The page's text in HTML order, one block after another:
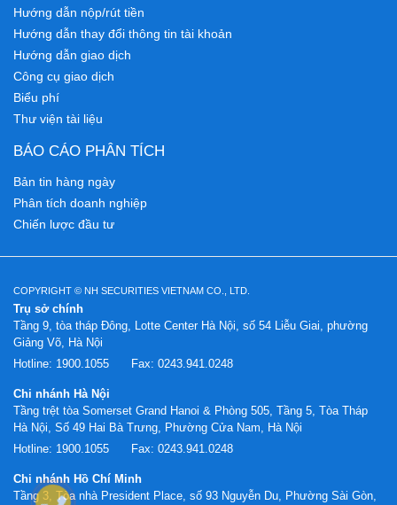
Hướng dẫn nộp/rút tiền
Hướng dẫn thay đổi thông tin tài khoản
Hướng dẫn giao dịch
Công cụ giao dịch
Biểu phí
Thư viện tài liệu
BÁO CÁO PHÂN TÍCH
Bản tin hàng ngày
Phân tích doanh nghiệp
Chiến lược đầu tư
COPYRIGHT © NH SECURITIES VIETNAM CO., LTD.
Trụ sở chính
Tầng 9, tòa tháp Đông, Lotte Center Hà Nội, số 54 Liễu Giai, phường
Giảng Võ, Hà Nội
Hotline: 1900.1055 Fax: 0243.941.0248
Chi nhánh Hà Nội
Tầng trệt tòa Somerset Grand Hanoi & Phòng 505, Tầng 5, Tòa Tháp
Hà Nội, Số 49 Hai Bà Trưng, Phường Cửa Nam, Hà Nội
Hotline: 1900.1055 Fax: 0243.941.0248
Chi nhánh Hồ Chí Minh
Tầng 3, Tòa nhà President Place, số 93 Nguyễn Du, Phường Sài Gòn,